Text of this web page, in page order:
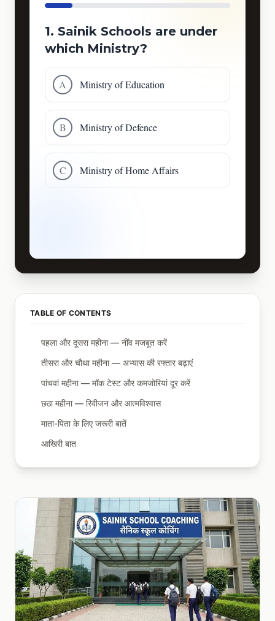
1. Sainik Schools are under
which Ministry?
A Ministry of Education
B Ministry of Defence
C Ministry of Home Affairs
TABLE OF CONTENTS
पहला और दूसरा महीना — नींव मजबूत करें
तीसरा और चौथा महीना — अभ्यास की रफ्तार बढ़ाएं
पांचवां महीना — मॉक टेस्ट और कमजोरियां दूर करें
छठा महीना — रिवीजन और आत्मविश्वास
माता-पिता के लिए जरूरी बातें
आखिरी बात